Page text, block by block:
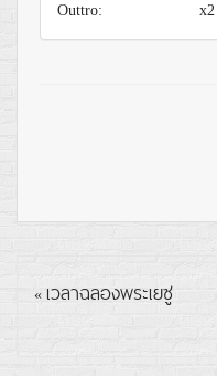
Outtro:
x2
« เวลาฉลองพระเยซู